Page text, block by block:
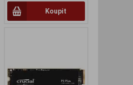
Koupit